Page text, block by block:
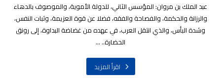
عبد الملك بن مروان: المؤسس الثاني، للدولة الأموية، والموصوف بالدهاء
والرزانة والحكمة، والفصاحة والفقه، فضلا عن قوة العزيمة، وثبات النفس،
وشدة البأس، والذي انتقل العرب، في عهده من غضاضة البداوة، إلى رونق
الحضارة.. ...
اقرأ المزيد